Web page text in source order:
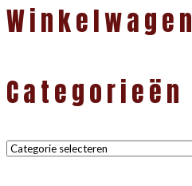
Winkelwagen
Categorieën
Categorieën